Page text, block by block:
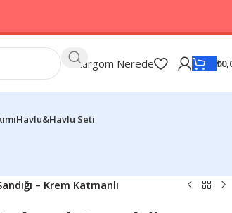
Kargom Nerede ₺
Havlu&Havlu Seti
– Krem Katmanlı